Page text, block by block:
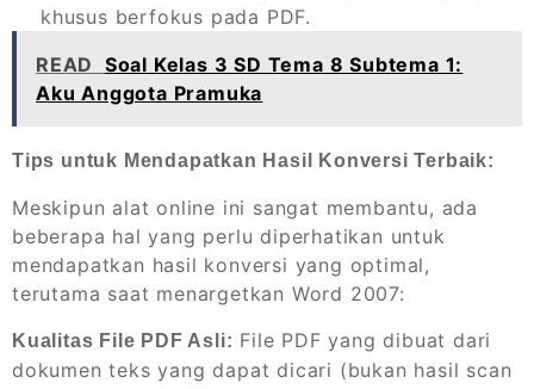
khusus berfokus pada PDF.
READ Soal Kelas 3 SD Tema 8 Subtema 1:
Aku Anggota Pramuka
Tips untuk Mendapatkan Hasil Konversi Terbaik:
Meskipun alat online ini sangat membantu, ada
beberapa hal yang perlu diperhatikan untuk
mendapatkan hasil konversi yang optimal,
terutama saat menargetkan Word 2007:
Kualitas File PDF Asli: File PDF yang dibuat dari
dokumen teks yang dapat dicari (bukan hasil scan